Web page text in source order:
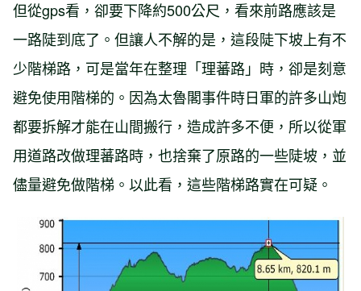
但從gps看，卻要下降約500公尺，看來前路應該是
一路陡到底了。但讓人不解的是，這段陡下坡上有不
少階梯路，可是當年在整理「理蕃路」時，卻是刻意
避免使用階梯的。因為太魯閣事件時日軍的許多山炮
都要拆解才能在山間搬行，造成許多不便，所以從軍
用道路改做理蕃路時，也捨棄了原路的一些陡坡，並
儘量避免做階梯。以此看，這些階梯路實在可疑。